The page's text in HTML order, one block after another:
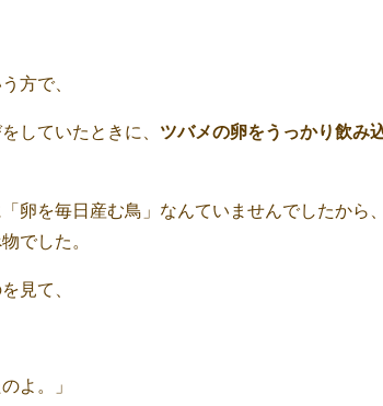
方で、
していたときに、 ツバメの卵をうっかり飲み
卵を毎日産む鳥」なんていませんでしたから
でした。
見て、
よ。」